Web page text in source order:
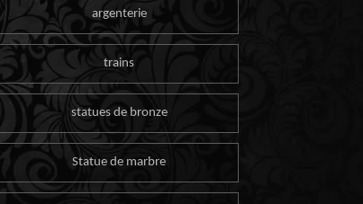
argenterie
trains
statues de bronze
Statue de marbre